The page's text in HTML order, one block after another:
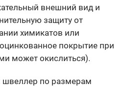
внешний вид и
защиту от
химикатов или
покрытие при
может окислиться).
швеллер по размерам